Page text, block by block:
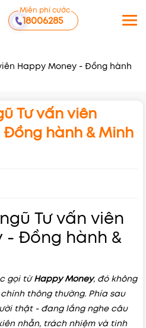
Miễn phí cước
18006285
Happy Money - Đồng hành
Tư vấn viên
hành & Minh
Tư vấn viên
- Đồng hành &
gọi từHappy Money, đó không
thông thường. Phía sau
thật - đang lắng nghe câu
nhẫn, trách nhiệm và tinh